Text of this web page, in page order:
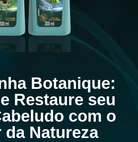
Botanique:
Restaure seu
com o
da Natureza